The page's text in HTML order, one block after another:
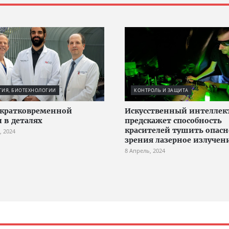
БИОТЕХНОЛОГИИ
в деталях
2024
КОНТРОЛЬ И ЗАЩИТА
Искусственный
предскажет способность
красителей тушить
зрения лазерное
8 Апрель, 2024